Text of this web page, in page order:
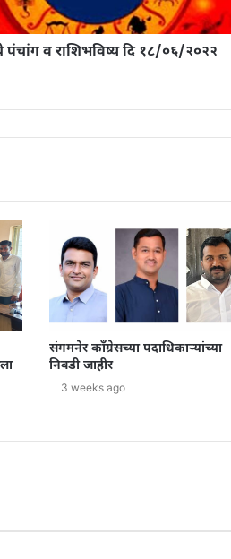
व राशिभविष्य दि १८/०६/२०२२
संगमनेर काँग्रेसच्या पदाधिकाऱ्यांच्या
निवडी जाहीर
3 weeks ago